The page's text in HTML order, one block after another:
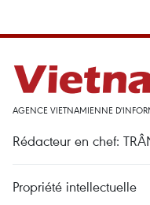
AGENCE VIETNAMIENNE
Rédacteur en chef:
Propriété intellectuelle